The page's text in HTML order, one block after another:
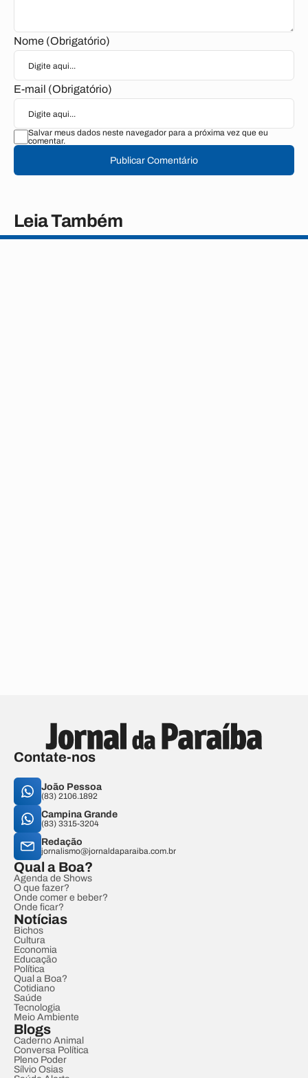
Nome (Obrigatório)
E-mail (Obrigatório)
Salvar meus dados neste navegador para a próxima vez que eu
comentar.
Publicar Comentário
Leia Também
Contate-nos
João Pessoa
(83) 2106.1892
Campina Grande
(83) 3315-3204
Redação
jornalismo@jornaldaparaiba.com.br
Qual a Boa?
Agenda de Shows
O que fazer?
Onde comer e beber?
Onde ficar?
Notícias
Bichos
Cultura
Economia
Educação
Política
Qual a Boa?
Cotidiano
Saúde
Tecnologia
Meio Ambiente
Blogs
Caderno Animal
Conversa Política
Pleno Poder
Sílvio Osias